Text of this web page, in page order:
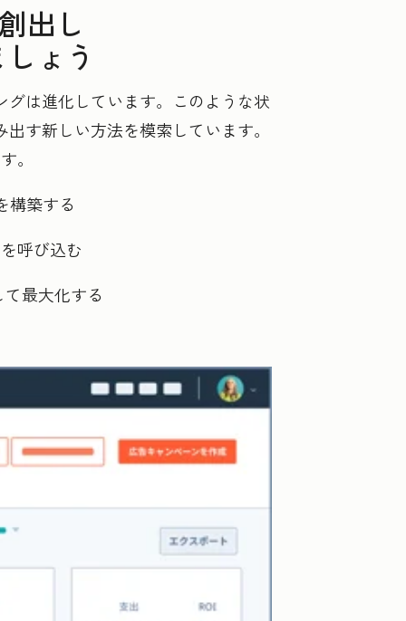
出し
ょう
は進化しています。このような状
す新しい方法を模索しています。
。
構築する
呼び込む
最大化する